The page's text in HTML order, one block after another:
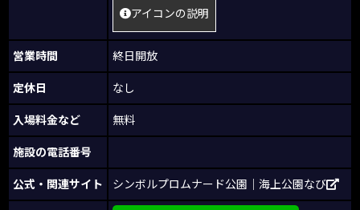
アイコンの説明
営業時間 終日開放
定休日 なし
入場料金など 無料
施設の電話番号
公式・関連サイト シンボルプロムナード公園｜海上公園なび